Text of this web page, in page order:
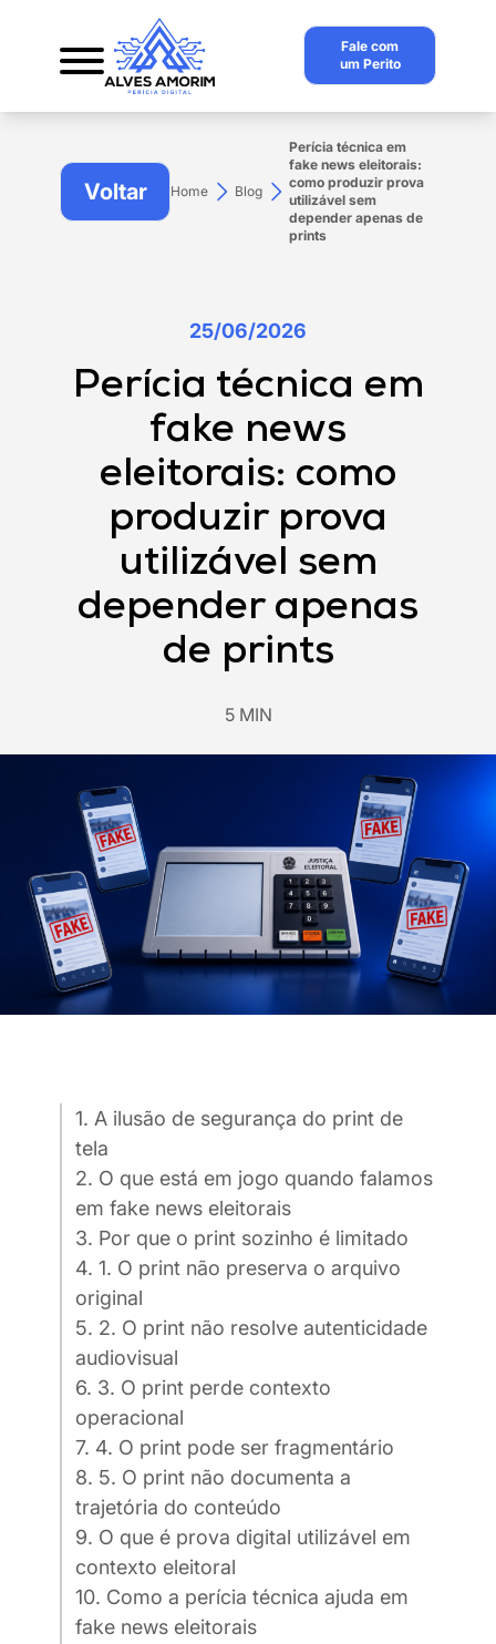
Fale com
um Perito
Voltar Home Blog
Perícia técnica em
fake news eleitorais:
como produzir prova
utilizável sem
depender apenas de
prints
25/06/2026
Perícia técnica em
fake news
eleitorais: como
produzir prova
utilizável sem
depender apenas
de prints
5 MIN
1. A ilusão de segurança do print de
tela
2. O que está em jogo quando falamos
em fake news eleitorais
3. Por que o print sozinho é limitado
4. 1. O print não preserva o arquivo
original
5. 2. O print não resolve autenticidade
audiovisual
6. 3. O print perde contexto
operacional
7. 4. O print pode ser fragmentário
8. 5. O print não documenta a
trajetória do conteúdo
9. O que é prova digital utilizável em
contexto eleitoral
10. Como a perícia técnica ajuda em
fake news eleitorais